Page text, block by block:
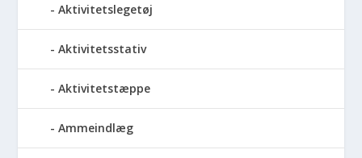
Aktivitetslegetøj
Aktivitetsstativ
Aktivitetstæppe
Ammeindlæg